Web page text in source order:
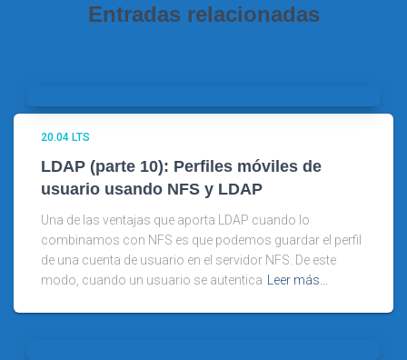
Entradas relacionadas
20.04 LTS
LDAP (parte 10): Perfiles móviles de
usuario usando NFS y LDAP
Una de las ventajas que aporta LDAP cuando lo
combinamos con NFS es que podemos guardar el perfil
de una cuenta de usuario en el servidor NFS. De este
modo, cuando un usuario se autentica
Leer más…